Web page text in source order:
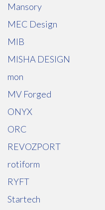
Mansory
MEC Design
MIB
MISHA DESIGN
mon
MV Forged
ONYX
ORC
REVOZPORT
rotiform
RYFT
Startech